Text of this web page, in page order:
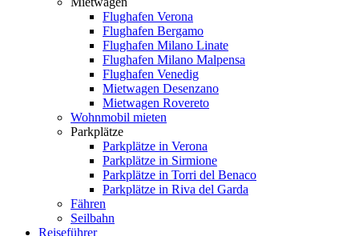
Flughafen Verona
Flughafen Bergamo
Flughafen Milano Linate
Flughafen Milano Malpensa
Flughafen Venedig
Mietwagen Desenzano
Mietwagen Rovereto
Wohnmobil mieten
Parkplätze
Parkplätze in Verona
Parkplätze in Sirmione
Parkplätze in Torri del Benaco
Parkplätze in Riva del Garda
Fähren
Seilbahn
Reiseführer